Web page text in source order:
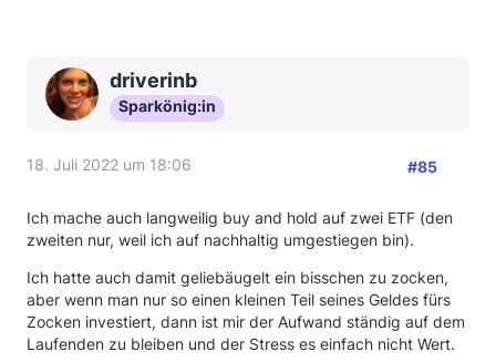
driverinb
Sparkönig:in
18. Juli 2022 um 18:06 #85
Ich mache auch langweilig buy and hold auf zwei ETF (den
zweiten nur, weil ich auf nachhaltig umgestiegen bin).
Ich hatte auch damit geliebäugelt ein bisschen zu zocken,
aber wenn man nur so einen kleinen Teil seines Geldes fürs
Zocken investiert, dann ist mir der Aufwand ständig auf dem
Laufenden zu bleiben und der Stress es einfach nicht Wert.